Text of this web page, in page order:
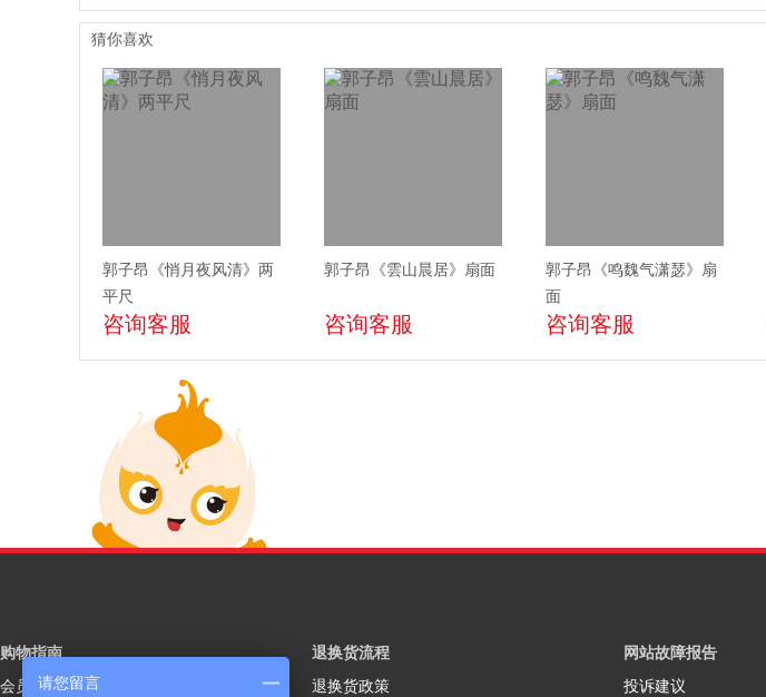
猜你喜欢
郭子昂《悄月夜风清》两
平尺
咨询客服
郭子昂《雲山晨居》扇面
咨询客服
郭子昂《鸣魏气潇瑟》扇
面
咨询客服
购物指南
会员注册
退换货流程
退换货政策
网站故障报告
投诉建议
请您留言